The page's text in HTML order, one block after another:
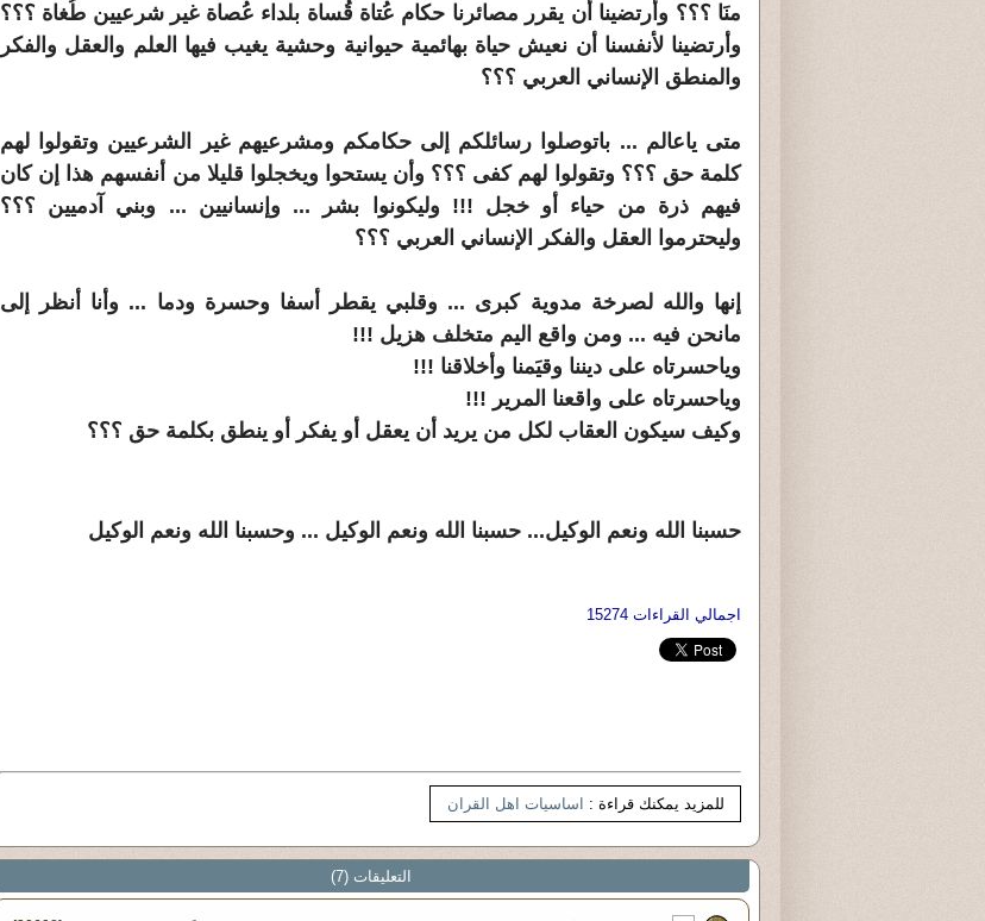
منَا ؟؟؟ وأرتضينا أن يقرر مصائرنا حكام عُتاة قُساة بلداء عُصاة غير شرعيين طُغاة ؟؟؟
وأرتضينا لأنفسنا أن نعيش حياة بهائمية حيوانية وحشية يغيب فيها العلم والعقل والفكر
والمنطق الإنساني العربي ؟؟؟
متى ياعالم ... باتوصلوا رسائلكم إلى حكامكم ومشرعيهم غير الشرعيين وتقولوا لهم
كلمة حق ؟؟؟ وتقولوا لهم كفى ؟؟؟ وأن يستحوا ويخجلوا قليلا من أنفسهم هذا إن كان
فيهم ذرة من حياء أو خجل !!! وليكونوا بشر ... وإنسانيين ... وبني آدميين ؟؟؟
وليحترموا العقل والفكر الإنساني العربي ؟؟؟
إنها والله لصرخة مدوية كبرى ... وقلبي يقطر أسفا وحسرة ودما ... وأنا أنظر إلى
مانحن فيه ... ومن واقع اليم متخلف هزيل !!!
وياحسرتاه على ديننا وقيَمنا وأخلاقنا !!!
وياحسرتاه على واقعنا المرير !!!
وكيف سيكون العقاب لكل من يريد أن يعقل أو يفكر أو ينطق بكلمة حق ؟؟؟
حسبنا الله ونعم الوكيل... حسبنا الله ونعم الوكيل ... وحسبنا الله ونعم الوكيل
اجمالي القراءات 15274
للمزيد يمكنك قراءة : اساسيات اهل القران
التعليقات (7)